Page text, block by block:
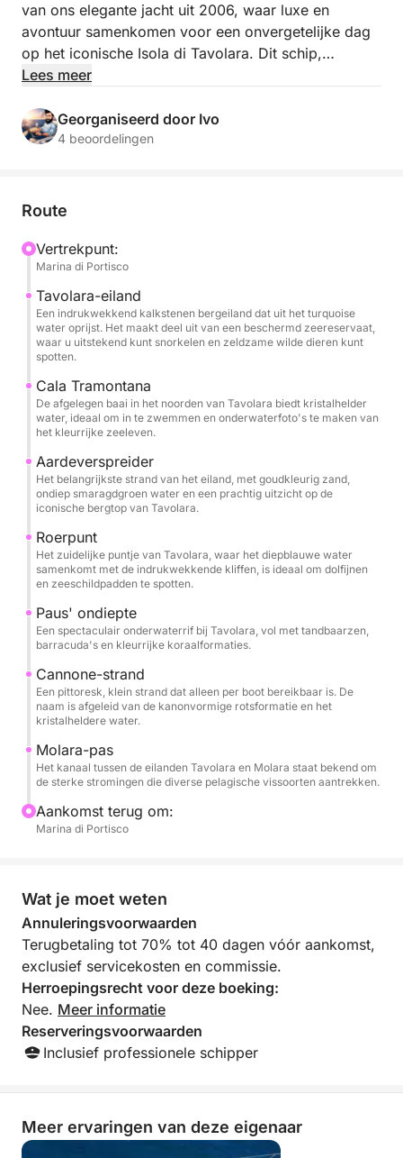
van ons elegante jacht uit 2006, waar luxe en
avontuur samenkomen voor een onvergetelijke dag
op het iconische Isola di Tavolara. Dit schip,
ontworpen voor veeleisende reizigers, combineert
loungeruimtes en nauwgezette aandacht voor detail.
Uw professionele bemanning, bestaande uit een
de noordoostkust van Sardinië, waar u aankomt bij
de majestueuze Tavolara, een indrukwekkende
kalkstenen berg die oprijst uit smaragdgroen water.
Dit beschermde zeegebied biedt enkele van de
meest ongerepte zwem- en snorkelplekken van de
Middellandse Zee, met een bruisend
onderwaterleven en kristalhelder zicht. Ga voor
anker in afgelegen baaien om te zwemmen, te
zonnebaden op het dek of het unieke landschap van
het eiland te verkennen.
Hoewel specifieke voorzieningen niet worden
vermeld, garanderen de premium voorzieningen en
de attente bemanning van het jacht een ervaring op
maat, of u nu de voorkeur geeft aan een ontspannen
lunch aan boord (neem uw eigen drank mee of regel
catering) of een actieve dag vol waterverkenning.
De ruime indeling van de boot zorgt voor comfort
en ontspanning tussen de avonturen door.
Ideaal voor wie op zoek is naar zowel rust als
avontuur. Deze privécharter biedt de perfecte balans
tussen de natuurlijke schoonheid van Sardinië en
vijfsterrenservice. Boek nu voor een dag vol luxe,
privacy en adembenemende landschappen.
Lees meer
Georganiseerd door Ivo
4 beoordelingen
Route
Vertrekpunt:
Marina di Portisco
Tavolara-eiland
Een indrukwekkend kalkstenen bergeiland dat uit het turquoise
water oprijst. Het maakt deel uit van een beschermd zeereservaat,
waar u uitstekend kunt snorkelen en zeldzame wilde dieren kunt
spotten.
Cala Tramontana
De afgelegen baai in het noorden van Tavolara biedt kristalhelder
water, ideaal om in te zwemmen en onderwaterfoto's te maken van
het kleurrijke zeeleven.
Aardeverspreider
Het belangrijkste strand van het eiland, met goudkleurig zand,
ondiep smaragdgroen water en een prachtig uitzicht op de
iconische bergtop van Tavolara.
Roerpunt
Het zuidelijke puntje van Tavolara, waar het diepblauwe water
samenkomt met de indrukwekkende kliffen, is ideaal om dolfijnen
en zeeschildpadden te spotten.
Paus' ondiepte
Een spectaculair onderwaterrif bij Tavolara, vol met tandbaarzen,
barracuda's en kleurrijke koraalformaties.
Cannone-strand
Een pittoresk, klein strand dat alleen per boot bereikbaar is. De
naam is afgeleid van de kanonvormige rotsformatie en het
kristalheldere water.
Molara-pas
Het kanaal tussen de eilanden Tavolara en Molara staat bekend om
de sterke stromingen die diverse pelagische vissoorten aantrekken.
Aankomst terug om:
Marina di Portisco
Wat je moet weten
Annuleringsvoorwaarden
Terugbetaling tot 70% tot 40 dagen vóór aankomst,
exclusief servicekosten en commissie.
Herroepingsrecht voor deze boeking:
Nee. Meer informatie
Reserveringsvoorwaarden
Inclusief professionele schipper
Meer ervaringen van deze eigenaar